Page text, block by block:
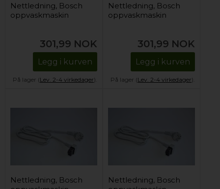
Nettledning, Bosch
oppvaskmaskin
301,99 NOK
Legg i kurven
På lager (Lev. 2-4 virkedager).
Nettledning, Bosch
oppvaskmaskin
301,99 NOK
Legg i kurven
På lager (Lev. 2-4 virkedager).
Nettledning, Bosch
Nettledning, Bosch